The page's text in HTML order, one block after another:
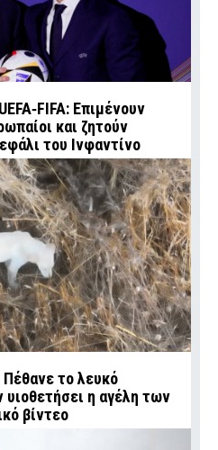
Επιμένουν
και ζητούν
του Ινφαντίνο
Πέθανε το λευκό
υιοθετήσει η αγέλη των
βίντεο